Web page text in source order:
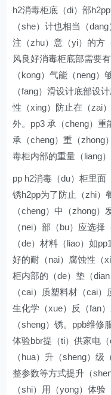
h2消毒柜底（di）部
（she）计也相当（
注（zhu）意（yi）的方
风良好消毒柜底部需要
（kong）气能（neng
（fang）滑设计底部设
性（xing）防止在（zai
外。pp3 承（cheng）重
承（cheng）重（zhong
毒柜内部的重量（liang）
pp h2消毒（du）柜里面
锈h2pp为了防止（zhi）
（cheng）中（zhong
（nei）部（bu）应选
（de）材料（liao）如
好的耐（nai）腐蚀性（
柜内部的（de）垫（
（cai）质塑料材（cai
生化学（xue）反（fan
（sheng）锈。ppb维
体验bbr提（ti）供家电
（hua）升（sheng）级
整参数等方式提升（
（shi）用（yong）体